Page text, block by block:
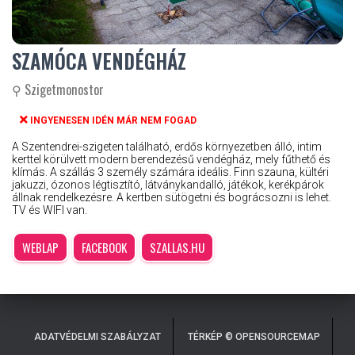
SZAMÓCA VENDÉGHÁZ
⚲ Szigetmonostor
INGYENESEN IDÉN MÁR NEM FOGAD
A Szentendrei-szigeten található, erdős környezetben álló, intim
kerttel körülvett modern berendezésű vendégház, mely fűthető és
klímás. A szállás 3 személy számára ideális. Finn szauna, kültéri
jakuzzi, ózonos légtisztító, látványkandalló, játékok, kerékpárok
állnak rendelkezésre. A kertben sütögetni és bográcsozni is lehet.
TV és WIFI van.
WEBLAP FACEBOOK SZALLAS.HU
ADATVÉDELMI SZABÁLYZAT TÉRKÉP © OPENSOURCEMAP